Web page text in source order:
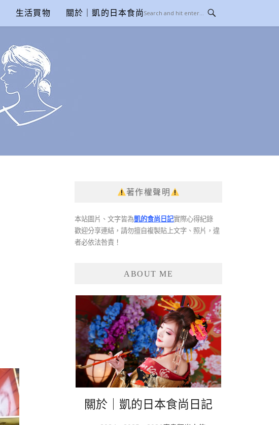
生活買物 關於｜凱的日本食尚日記
著作權聲明
本站圖片、文字皆為凱的食尚日記實際心得紀錄
歡迎分享連結，請勿擅自複製貼上文字、照片，違
者必依法咎責！
ABOUT ME
關於｜凱的日本食尚日記